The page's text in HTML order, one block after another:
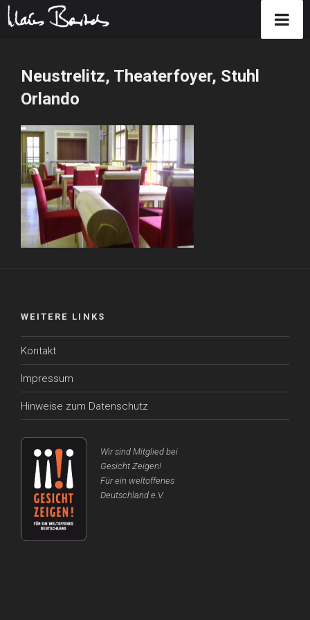
springenNeustrelitz, Theaterfoyer, Stuhl
Orlando
WEITERE LINKS
Kontakt
Impressum
Hinweise zum Datenschutz
Wir sind Mitglied bei
Gesicht Zeigen!
Für ein weltoffenes
Deutschland e.V.